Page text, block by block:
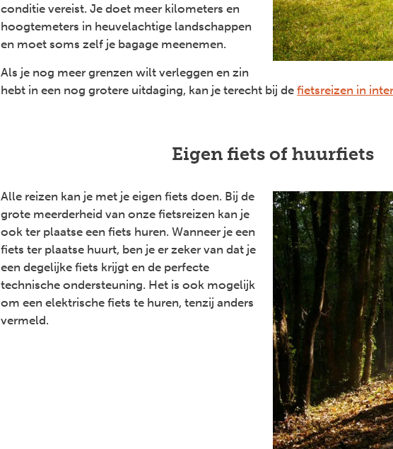
conditie vereist. Je doet meer kilometers en
hoogtemeters in heuvelachtige landschappen
en moet soms zelf je bagage meenemen.
Als je nog meer grenzen wilt verleggen en zin
hebt in een nog grotere uitdaging, kan je terecht bij de fietsreizen in
Eigen fiets of huurfiets
Alle reizen kan je met je eigen fiets doen. Bij de
grote meerderheid van onze fietsreizen kan je
ook ter plaatse een fiets huren. Wanneer je een
fiets ter plaatse huurt, ben je er zeker van dat je
een degelijke fiets krijgt en de perfecte
technische ondersteuning. Het is ook mogelijk
om een elektrische fiets te huren, tenzij anders
vermeld.